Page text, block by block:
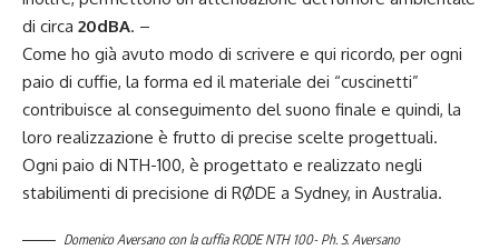
di circa 20dBA. –
Come ho già avuto modo di scrivere e qui ricordo, per ogni
paio di cuffie, la forma ed il materiale dei “cuscinetti”
contribuisce al conseguimento del suono finale e quindi, la
loro realizzazione è frutto di precise scelte progettuali.
Ogni paio di NTH-100, è progettato e realizzato negli
stabilimenti di precisione di RØDE a Sydney, in Australia.
Domenico Aversano con la cuffia RODE NTH 100- Ph. S. Aversano